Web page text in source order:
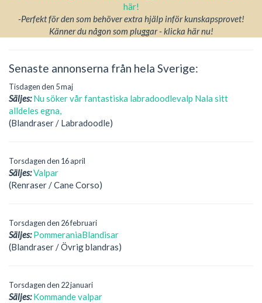
-Perfekt för den som behöver extra hjälp inför kunskapsprovet!
Känner du någon som pluggar - klicka här nu!
Senaste annonserna från hela Sverige:
Tisdagen den 5 maj
Säljes: Nu söker vår fantastiska labradoodlevalp Nala sitt
alldeles egna,
(Blandraser / Labradoodle)
Torsdagen den 16 april
Säljes:Valpar
(Renraser / Cane Corso)
Torsdagen den 26 februari
Säljes: PommeraniaBlandisar
(Blandraser / Övrig blandras)
Torsdagen den 22 januari
Säljes: Kommande valpar